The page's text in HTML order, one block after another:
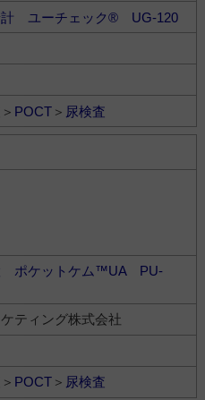
計 ユーチェック® UG-120
POCT＞ 尿検査
ポケットケム™UA PU-
ティング株式会社
POCT＞ 尿検査